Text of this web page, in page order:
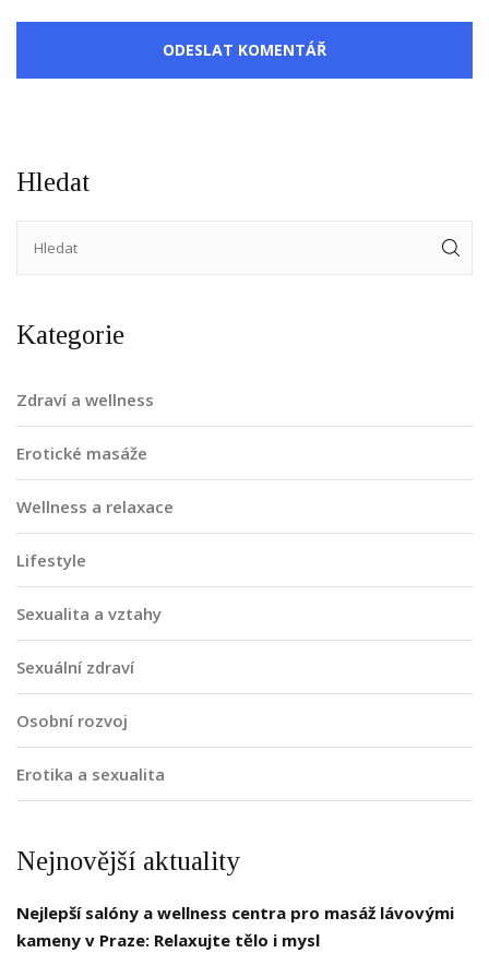
ODESLAT KOMENTÁŘ
Hledat
Kategorie
Zdraví a wellness
Erotické masáže
Wellness a relaxace
Lifestyle
Sexualita a vztahy
Sexuální zdraví
Osobní rozvoj
Erotika a sexualita
Nejnovější aktuality
Nejlepší salóny a wellness centra pro masáž lávovými
kameny v Praze: Relaxujte tělo i mysl